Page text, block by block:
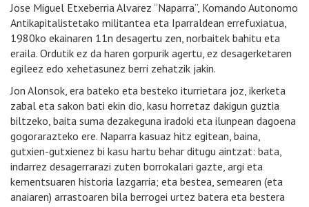
Jose Miguel Etxeberria Alvarez “Naparra”, Komando Autonomo
Antikapitalistetako militantea eta Iparraldean errefuxiatua,
1980ko ekainaren 11n desagertu zen, norbaitek bahitu eta
eraila. Ordutik ez da haren gorpurik agertu, ez desagerketaren
egileez edo xehetasunez berri zehatzik jakin.
Jon Alonsok, era bateko eta besteko iturrietara joz, ikerketa
zabal eta sakon bati ekin dio, kasu horretaz dakigun guztia
biltzeko, baita suma dezakeguna iradoki eta ilunpean dagoena
gogorarazteko ere. Naparra kasuaz hitz egitean, baina,
gutxien-gutxienez bi kasu hartu behar ditugu aintzat: bata,
indarrez desagerrarazi zuten borrokalari gazte, argi eta
kementsuaren historia lazgarria; eta bestea, semearen (eta
anaiaren) arrastoaren bila berrogei urtez batera eta bestera